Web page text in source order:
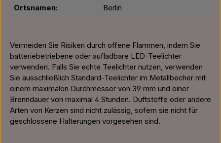
Ortsnamen: Berlin
Vermeiden Sie Risiken durch offene Flammen, indem Sie
batteriebetriebene oder aufladbare LED-Teelichter
verwenden. Falls Sie echte Teelichter nutzen, verwenden
Sie ausschließlich Standard-Teelichter im Metallbecher mit
einem maximalen Durchmesser von 39 mm und einer
Brenndauer von maximal 4 Stunden. Duftstoffe oder andere
Arten von Kerzen sind nicht zulässig, sofern sie nicht für
geschlossene Halterungen vorgesehen sind.